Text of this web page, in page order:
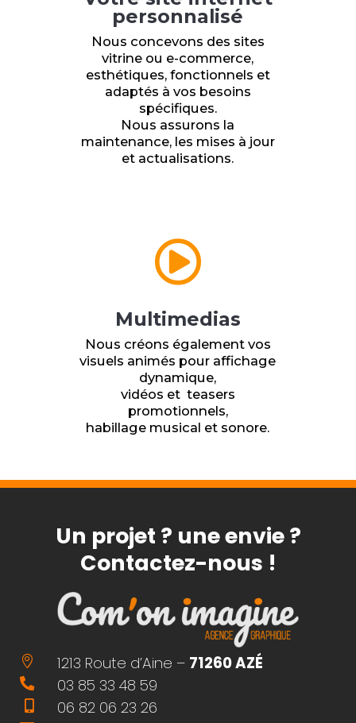
personnalisé
Nous concevons des sites
vitrine ou e-commerce,
esthétiques, fonctionnels et
adaptés à vos besoins
spécifiques.
Nous assurons la
maintenance, les mises à jour
et actualisations.

Multimedias
Nous créons également vos
visuels animés pour affichage
dynamique,
vidéos et teasers
promotionnels,
habillage musical et sonore.
Un projet ? une envie ?
Contactez-nous !
 1213 Route d’Aine – 71260 AZÉ
 03 85 33 48 59
 06 82 06 23 26